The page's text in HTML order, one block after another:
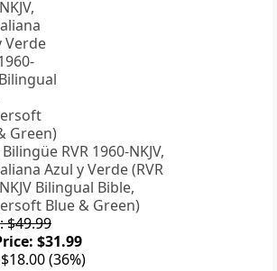
RVR 1960-NKJV,
Azul y Verde (RVR
Bilingual Bible,
Blue & Green)
$49.99
$31.99
(36%)